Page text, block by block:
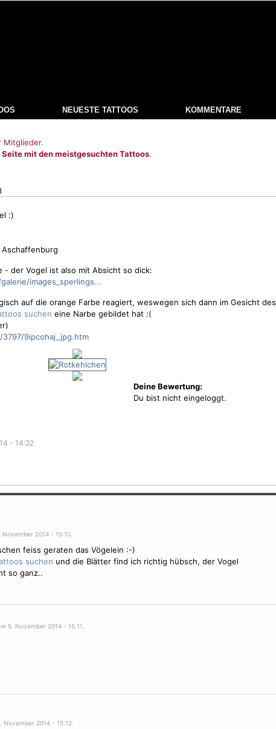
NEUESTE TATTOOS KOMMENTARE
Mitglieder.
Seite mit den meistgesuchten Tattoos.
:)
- der Vogel ist also mit Absicht so dick:
images_sperlings...
auf die orange Farbe reagiert, weswegen sich dann im Gesicht des
eine Narbe gebildet hat :(
9ipcohaj_jpg.htm
Deine Bewertung:
Du bist nicht eingeloggt.
- 14:22
2014 - 15:10.
feiss geraten das Vögelein :-)
und die Blätter find ich richtig hübsch, der Vogel
so ganz..
5. November 2014 - 15:11.
2014 - 15:12.